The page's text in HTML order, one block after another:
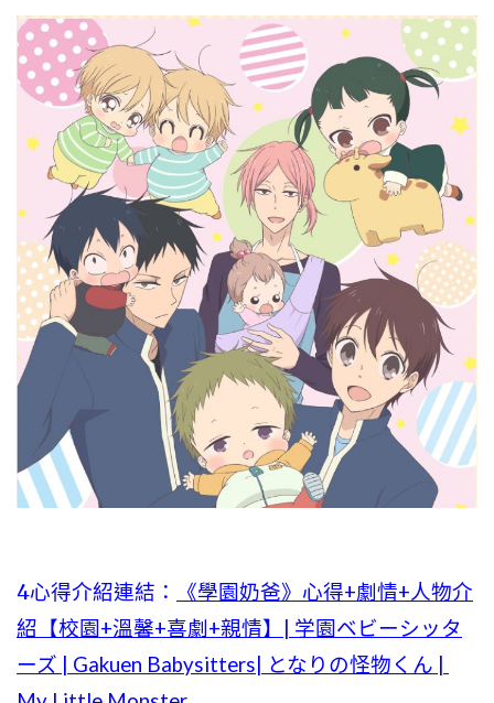
4心得介紹連結：
《學園奶爸》心得+劇情+人物介
紹【校園+溫馨+喜劇+親情】| 学園ベビーシッタ
ーズ | Gakuen Babysitters| となりの怪物くん |